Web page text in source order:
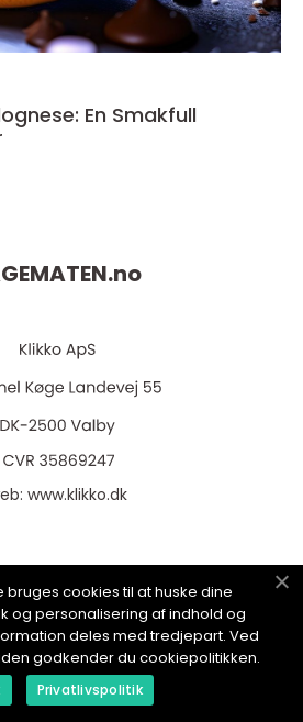
En Smakfull
no
www.klikko.dk
Menu
Reklame
Om oss
bruges cookies til at huske dine
og personalisering af indhold og
deles med tredjepart. Ved
godkender du cookiepolitikken.
Privatlivspolitik